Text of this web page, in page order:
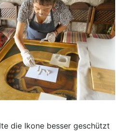
die Ikone besser geschützt